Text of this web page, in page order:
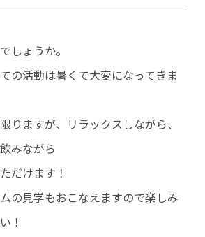
Pickup
キャリア開発
Recruitment
キャリア採用
用（マイナビ2027）
Re就活キャンパス2027）
しょうか。
の活動は暑くて大変になってきま
りますが、リラックスしながら、
みながら
だけます！
の見学もおこなえますので楽しみ
！